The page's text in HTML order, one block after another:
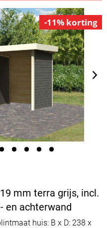
-11% korting
mm terra grijs, incl.
en achterwand
huis: B x D: 238 x